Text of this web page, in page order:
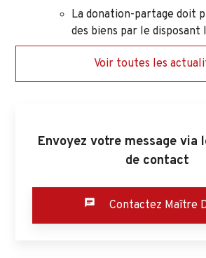
La donation-partage doit
des biens par le disposant
Voir toutes les
Envoyez votre message via
de contact
Contactez Maître